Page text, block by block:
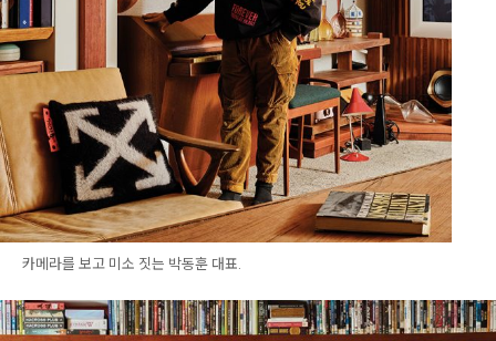
카메라를 보고 미소 짓는 박동훈 대표.